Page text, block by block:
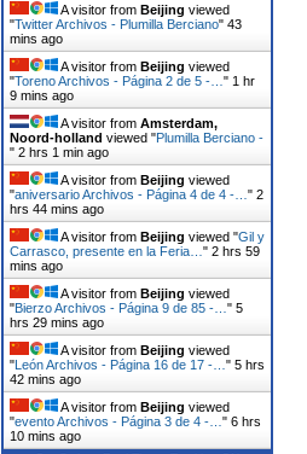
A visitor from Beijing viewed
"Twitter Archivos - Plumilla Berciano" 43
mins ago
A visitor from Beijing viewed
"Toreno Archivos - Página 2 de 5 -… " 1 hr
9 mins ago
A visitor from Amsterdam,
Noord-holland viewed "Plumilla Berciano -
" 2 hrs 1 min ago
A visitor from Beijing viewed
"aniversario Archivos - Página 4 de 4 -… " 2
hrs 44 mins ago
A visitor from Beijing viewed "Gil y
Carrasco, presente en la Feria… " 2 hrs 59
mins ago
A visitor from Beijing viewed
"Bierzo Archivos - Página 9 de 85 -… " 5
hrs 29 mins ago
A visitor from Beijing viewed
"León Archivos - Página 16 de 17 -… " 5 hrs
42 mins ago
A visitor from Beijing viewed
"evento Archivos - Página 3 de 4 -… " 6 hrs
10 mins ago